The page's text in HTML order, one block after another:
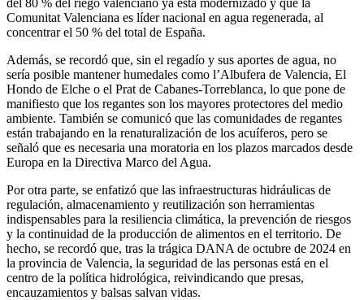
Comunitat Valenciana es líder nacional en agua regenerada, al
concentrar el 50 % del total de España.
Además, se recordó que, sin el regadío y sus aportes de agua, no
sería posible mantener humedales como l’Albufera de Valencia, El
Hondo de Elche o el Prat de Cabanes-Torreblanca, lo que pone de
manifiesto que los regantes son los mayores protectores del medio
ambiente. También se comunicó que las comunidades de regantes
están trabajando en la renaturalización de los acuíferos, pero se
señaló que es necesaria una moratoria en los plazos marcados desde
Europa en la Directiva Marco del Agua.
Por otra parte, se enfatizó que las infraestructuras hidráulicas de
regulación, almacenamiento y reutilización son herramientas
indispensables para la resiliencia climática, la prevención de riesgos
y la continuidad de la producción de alimentos en el territorio. De
hecho, se recordó que, tras la trágica DANA de octubre de 2024 en
la provincia de Valencia, la seguridad de las personas está en el
centro de la política hidrológica, reivindicando que presas,
encauzamientos y balsas salvan vidas.